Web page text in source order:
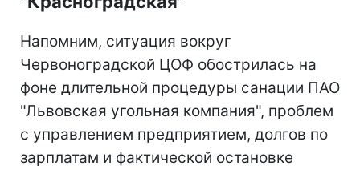
Напомним, ситуация вокруг
Червоноградской ЦОФ обострилась на
фоне длительной процедуры санации ПАО
"Львовская угольная компания", проблем
с управлением предприятием, долгов по
зарплатам и фактической остановке